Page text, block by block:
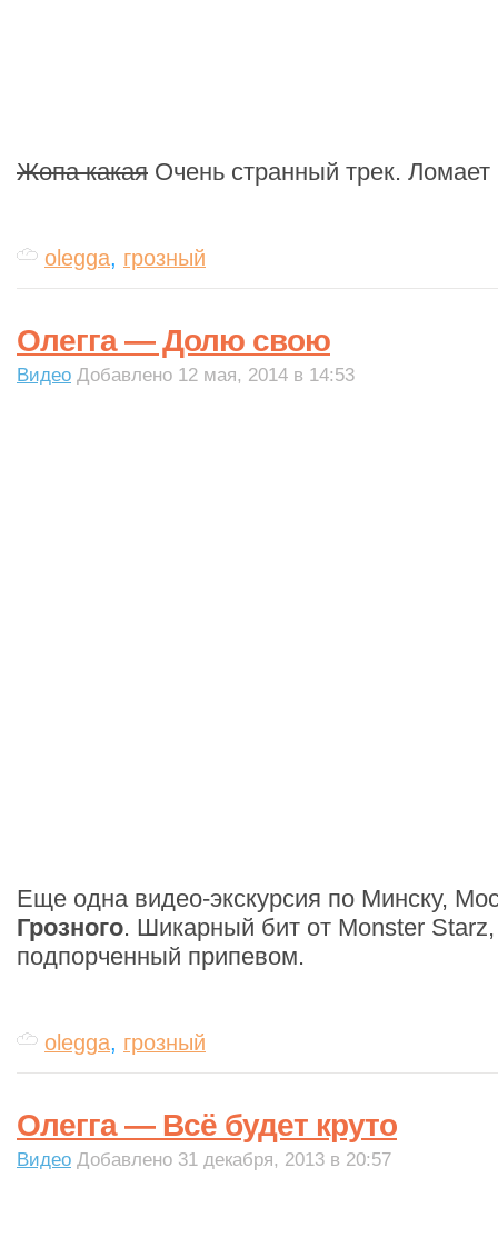
Жопа какая Очень странный трек.
olegga, грозный
Олегга — Долю свою
Видео Добавлено 12 мая, 2014 в 14:53
Еще одна видео-экскурсия по Минску,
Грозного. Шикарный бит от Monster Starz,
подпорченный припевом.
olegga, грозный
Олегга — Всё будет круто
Видео Добавлено 31 декабря, 2013 в 20:57